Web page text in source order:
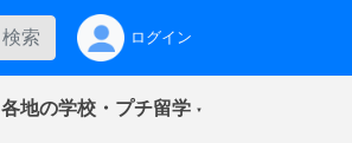
検索 ログイン
各地の学校・プチ留学(current)